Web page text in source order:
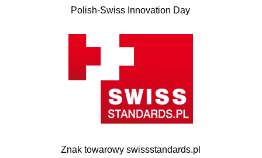
Polish-Swiss Innovation Day
Znak towarowy swissstandards.pl